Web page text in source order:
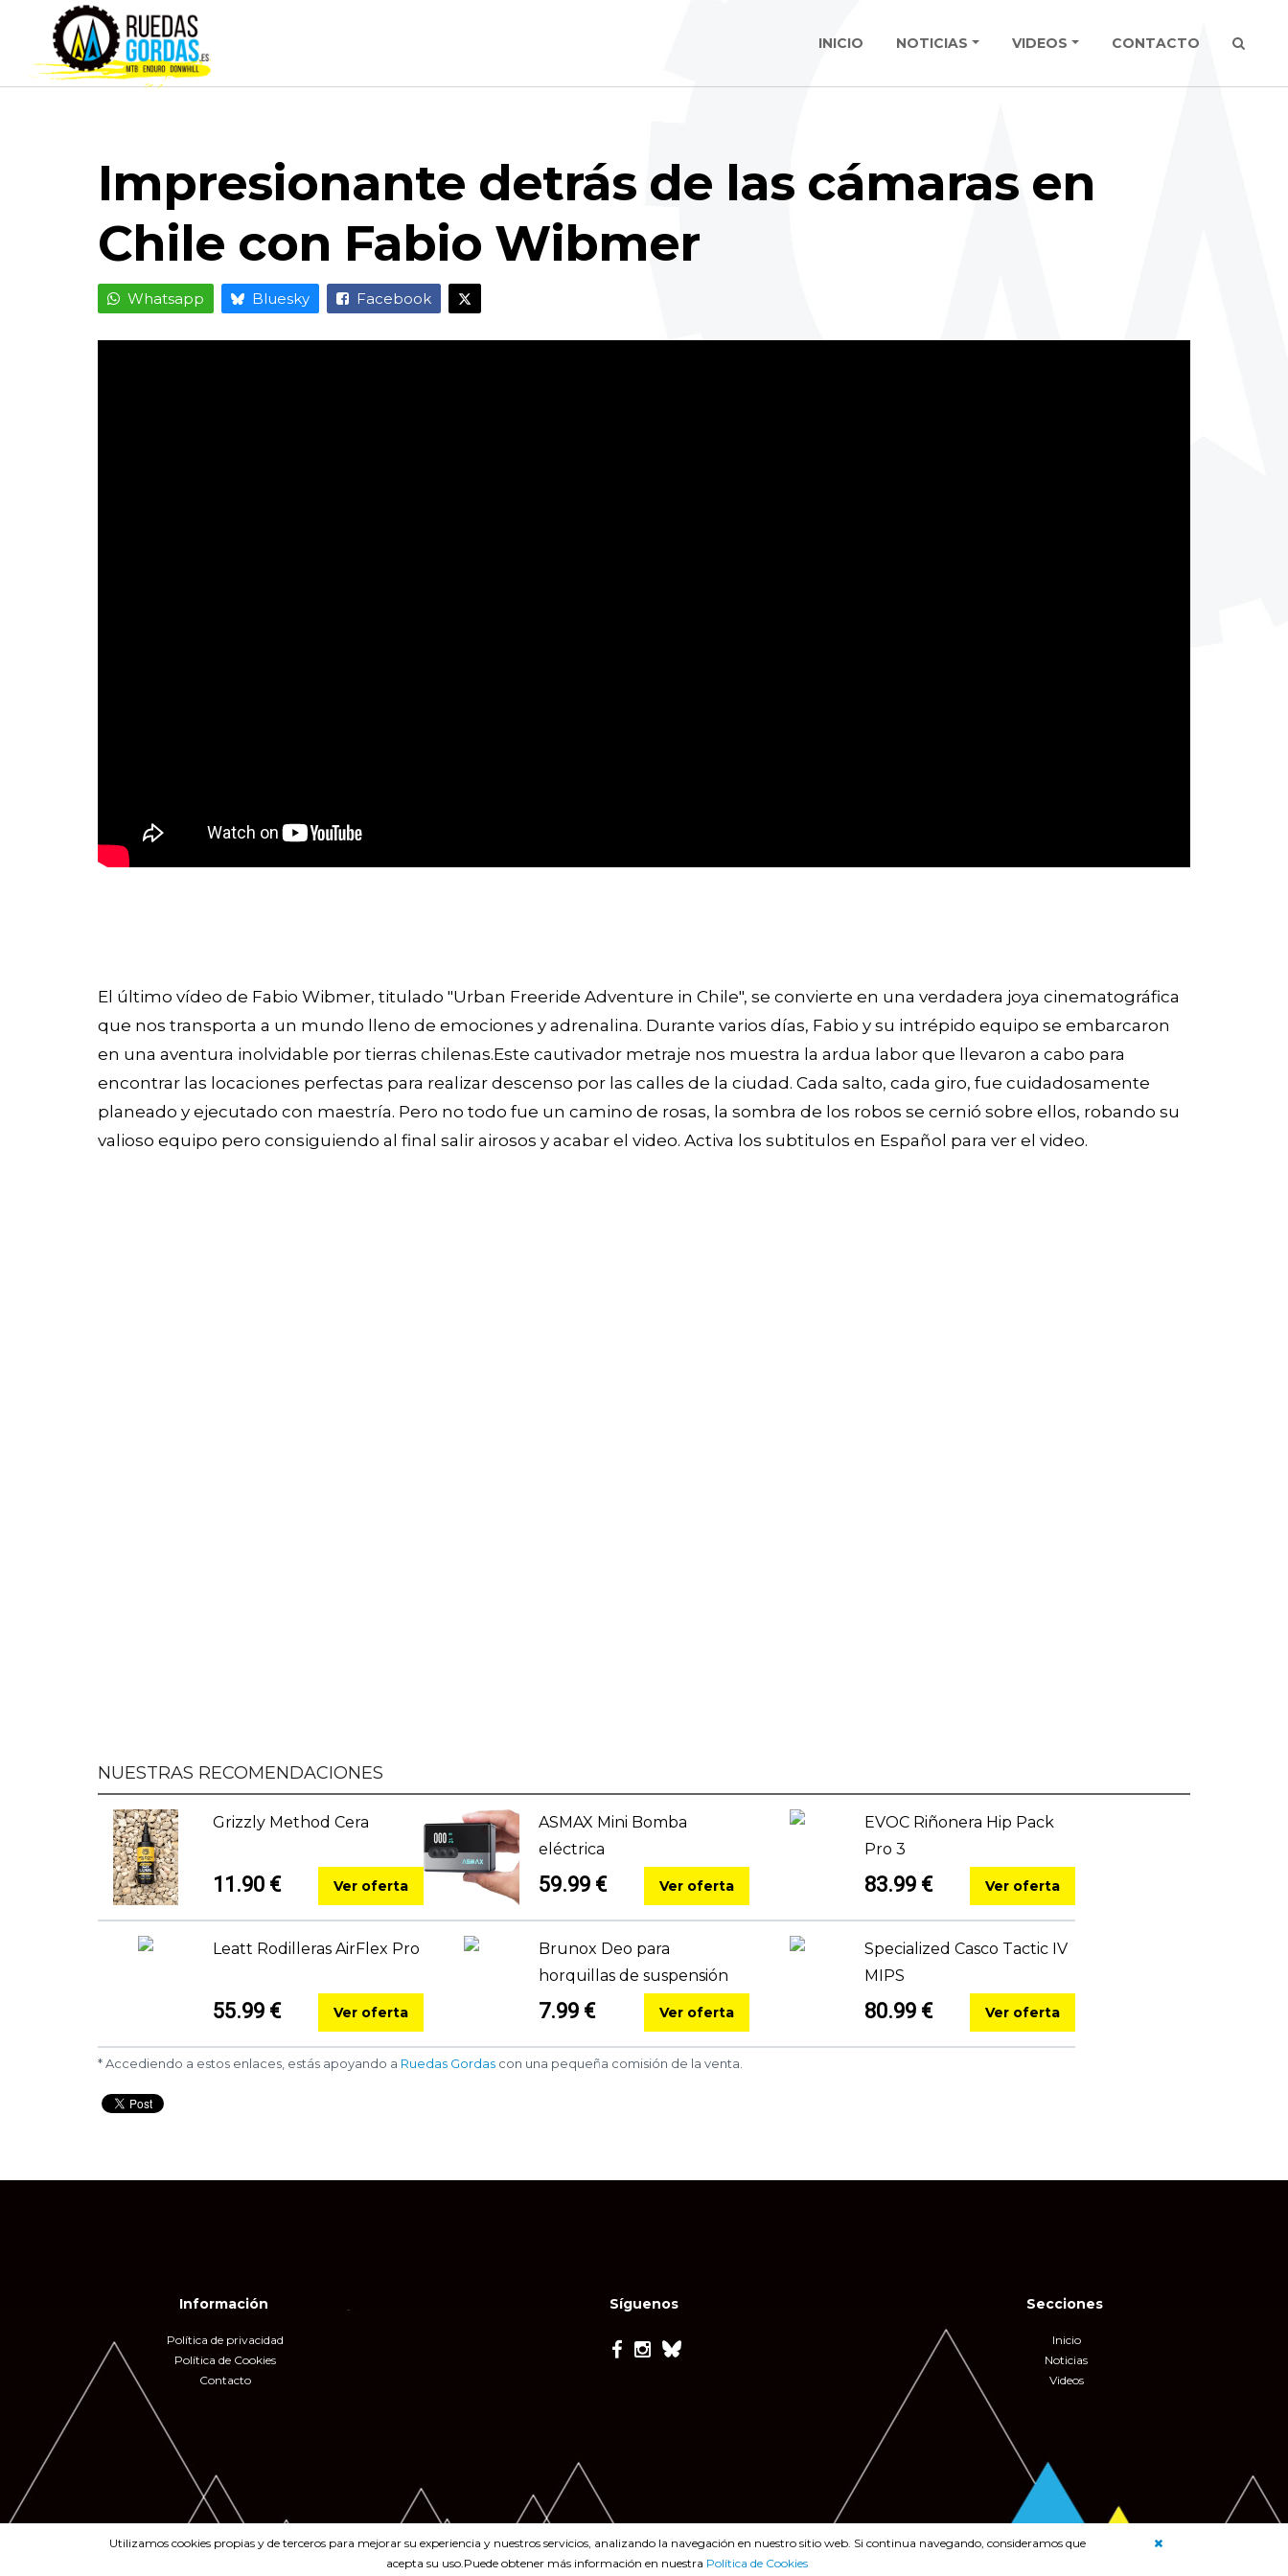
Utilizamos cookies propias y de terceros para mejorar su experiencia y nuestros servicios, analizando la navegación en nuestro sitio web. Si continua navegando, consideramos que
acepta su uso.Puede obtener más información en nuestra Política de Cookies
INICIO NOTICIAS VIDEOS CONTACTO
Impresionante detrás de las cámaras en
Chile con Fabio Wibmer
Whatsapp Bluesky Facebook
El último vídeo de Fabio Wibmer, titulado "Urban Freeride Adventure in Chile", se convierte en una verdadera joya cinematográfica
que nos transporta a un mundo lleno de emociones y adrenalina. Durante varios días, Fabio y su intrépido equipo se embarcaron
en una aventura inolvidable por tierras chilenas.Este cautivador metraje nos muestra la ardua labor que llevaron a cabo para
encontrar las locaciones perfectas para realizar descenso por las calles de la ciudad. Cada salto, cada giro, fue cuidadosamente
planeado y ejecutado con maestría. Pero no todo fue un camino de rosas, la sombra de los robos se cernió sobre ellos, robando su
valioso equipo pero consiguiendo al final salir airosos y acabar el video. Activa los subtitulos en Español para ver el video.
NUESTRAS RECOMENDACIONES
Grizzly Method Cera
11.90 € Ver oferta
ASMAX Mini Bomba
eléctrica
59.99 € Ver oferta
EVOC Riñonera Hip Pack
Pro 3
83.99 € Ver oferta
Leatt Rodilleras AirFlex Pro
55.99 € Ver oferta
Brunox Deo para
horquillas de suspensión
7.99 € Ver oferta
Specialized Casco Tactic IV
MIPS
80.99 € Ver oferta
* Accediendo a estos enlaces, estás apoyando a Ruedas Gordas con una pequeña comisión de la venta.
Información
Política de privacidad
Política de Cookies
Contacto
Síguenos Secciones
Inicio
Noticias
Videos